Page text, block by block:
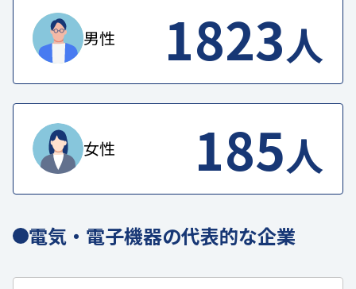
男性 1823人
女性 185人
電気・電子機器の代表的な企業